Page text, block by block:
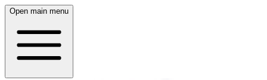
Open main menu